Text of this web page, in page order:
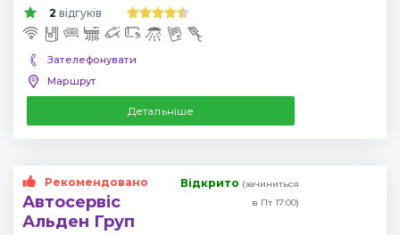
2 відгуків
Зателефонувати
Маршрут
Детальніше
Рекомендовано
Автосервіс
Альден Груп
Відкрито (зачиниться
в Пт 17:00)